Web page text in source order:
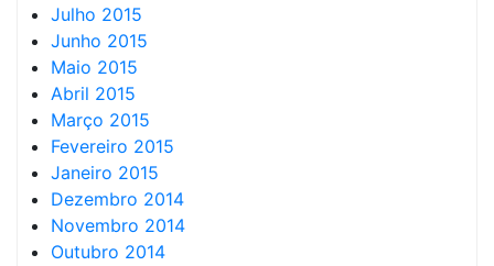
Julho 2015
Junho 2015
Maio 2015
Abril 2015
Março 2015
Fevereiro 2015
Janeiro 2015
Dezembro 2014
Novembro 2014
Outubro 2014